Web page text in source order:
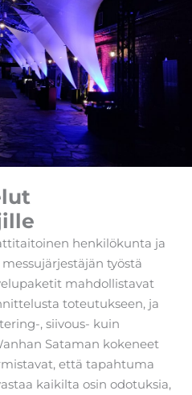
henkilökunta ja
työstä
mahdollistavat
toteutukseen, ja
, siivous- kuin
Sataman kokeneet
että tapahtuma
kaikilta osin odotuksia,